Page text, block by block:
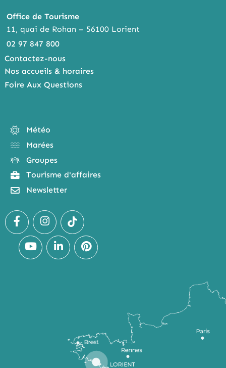
Office de Tourisme
11, quai de Rohan – 56100 Lorient
02 97 847 800
Contactez-nous
Nos accueils & horaires
Foire Aux Questions
Météo
Marées
Groupes
Tourisme d'affaires
Newsletter